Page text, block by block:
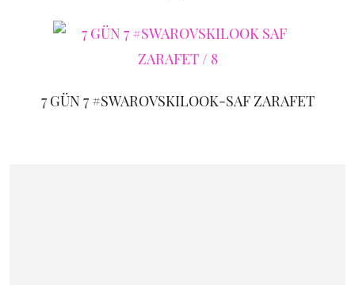
7 GÜN 7 #SWAROVSKILOOK-SAF ZARAFET